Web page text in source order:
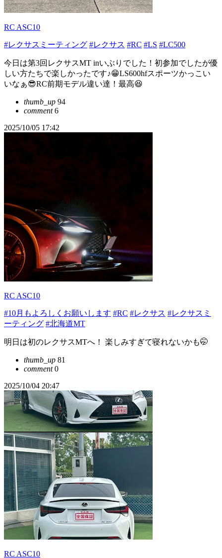
RC ASC10
#レクサスミーティング #レクサス #RC #LS #LC500
今日は第3回レクサスMT inいぶりでした！初参加でしたが優
しい方たちで楽しかったです♪😁LS600hfスポーツかっこい
いなぁ😎RC前期モデル違い達！最高😆
thumb_up 94
comment6
2025/10/05 17:42
RC ASC10
#10月もよろしくお願いします #RC #レクサス #レクサスミ
ーティング #北海道MT
明日は初のレクサスMTへ！ 楽しみすぎて寝れないかも🤭
thumb_up 81
comment0
2025/10/04 20:47
RC ASC10